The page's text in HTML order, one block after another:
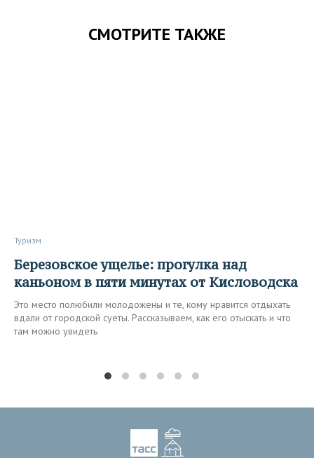
СМОТРИТЕ ТАКЖЕ
Туризм
Березовское ущелье: прогулка над
каньоном в пяти минутах от Кисловодска
Это место полюбили молодожены и те, кому нравится отдыхать
вдали от городской суеты. Рассказываем, как его отыскать и что
там можно увидеть